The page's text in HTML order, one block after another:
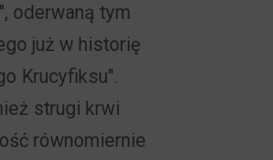
oderwaną tym
już w historię
Krucyfiksu".
strugi krwi
równomiernie